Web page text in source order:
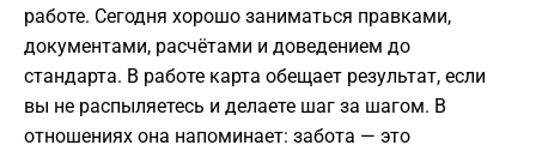
работе. Сегодня хорошо заниматься правками,
документами, расчётами и доведением до
стандарта. В работе карта обещает результат, если
вы не распыляетесь и делаете шаг за шагом. В
отношениях она напоминает: забота — это